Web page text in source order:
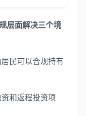
层面解决三个境
民可以合规持有
和返程投资项